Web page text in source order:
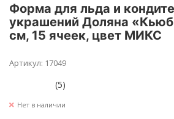
Форма для льда и
украшений Доляна
см, 15 ячеек, цвет МИКС
Артикул: 17049
(5)
Нет в наличии